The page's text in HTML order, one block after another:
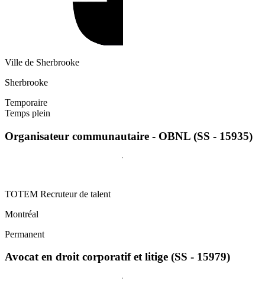
Ville de Sherbrooke
Sherbrooke
Temporaire
Temps plein
Organisateur communautaire - OBNL (SS - 15935)
TOTEM Recruteur de talent
Montréal
Permanent
Avocat en droit corporatif et litige (SS - 15979)